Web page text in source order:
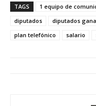
TAGS 1 equipo de
diputados
diputados
plan telefónico
salario